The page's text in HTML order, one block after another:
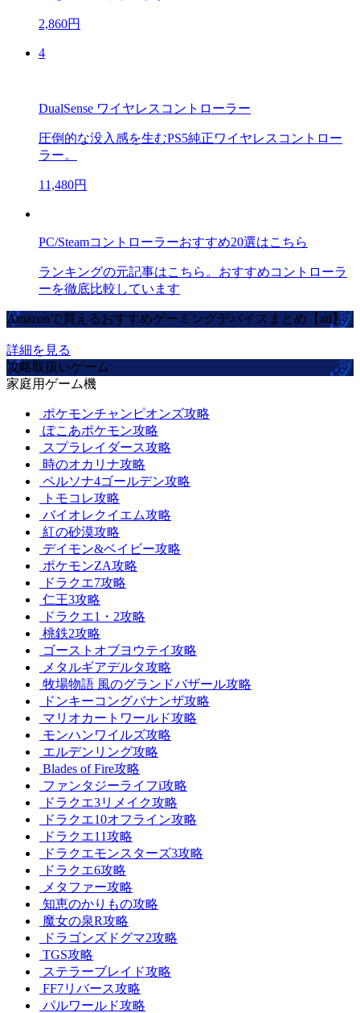
2,860円
4
DualSense ワイヤレスコントローラー
圧倒的な没入感を生むPS5純正ワイヤレスコントロー
ラー。
11,480円
PC/Steamコントローラーおすすめ20選はこちら
ランキングの元記事はこちら。おすすめコントローラ
ーを徹底比較しています
Amazonで買えるおすすめゲーミングデバイスまとめ【ad】
詳細を見る
攻略取扱いゲーム
家庭用ゲーム機
ポケモンチャンピオンズ攻略
ぽこあポケモン攻略
スプラレイダース攻略
時のオカリナ攻略
ペルソナ4ゴールデン攻略
トモコレ攻略
バイオレクイエム攻略
紅の砂漠攻略
デイモン&ベイビー攻略
ポケモンZA攻略
ドラクエ7攻略
仁王3攻略
ドラクエ1・2攻略
桃鉄2攻略
ゴーストオブヨウテイ攻略
メタルギアデルタ攻略
牧場物語 風のグランドバザール攻略
ドンキーコングバナンザ攻略
マリオカートワールド攻略
モンハンワイルズ攻略
エルデンリング攻略
Blades of Fire攻略
ファンタジーライフi攻略
ドラクエ3リメイク攻略
ドラクエ10オフライン攻略
ドラクエ11攻略
ドラクエモンスターズ3攻略
ドラクエ6攻略
メタファー攻略
知恵のかりもの攻略
魔女の泉R攻略
ドラゴンズドグマ2攻略
TGS攻略
ステラーブレイド攻略
FF7リバース攻略
パルワールド攻略